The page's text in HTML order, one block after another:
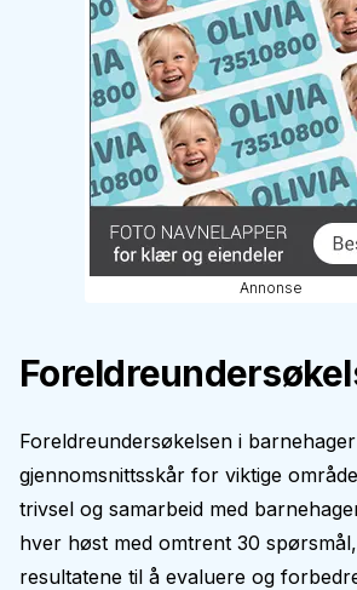
Annonse
Foreldreundersøkelsen i
gjennomsnittsskår for viktige
trivsel og samarbeid med
hver høst med omtrent 30
resultatene til å evaluere og